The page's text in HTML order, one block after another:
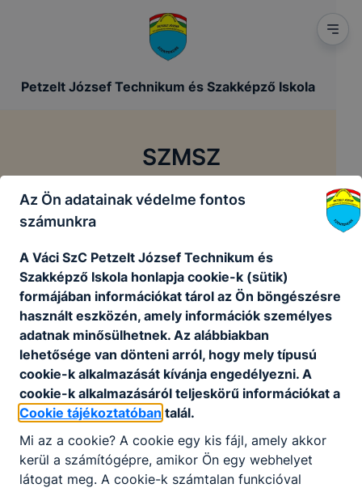
Petzelt József Technikum és Szakképző Iskola
SZMSZ
Főoldal / Szakmai dokumentumok /
Szervezeti és Működési Szabályzat
IskolánkSZMSZ ittolvasható
Partnereink
Az Ön adatainak védelme fontos
számunkra
A Váci SzC Petzelt József Technikum és
Szakképző Iskola honlapja cookie-k (sütik)
formájában információkat tárol az Ön böngészésre
használt eszközén, amely információk személyes
adatnak minősülhetnek. Az alábbiakban
lehetősége van dönteni arról, hogy mely típusú
cookie-k alkalmazását kívánja engedélyezni. A
cookie-k alkalmazásáról teljeskörű információkat a
Cookie tájékoztatóban talál.
Mi az a cookie? A cookie egy kis fájl, amely akkor
kerül a számítógépre, amikor Ön egy webhelyet
látogat meg. A cookie-k számtalan funkcióval